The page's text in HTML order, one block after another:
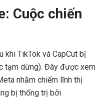
Cuộc chiến
khi TikTok và CapCut bị
tạm dừng). Đây được xem
nhằm chiếm lĩnh thị
bị thống trị bởi